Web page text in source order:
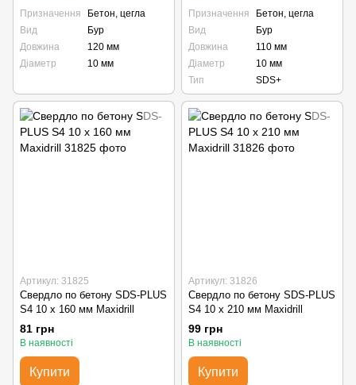
Призначення
Бетон, цегла
Вид
Бур
Довжина
120 мм
Діаметр
10 мм
Призначення
Бетон, цегла
Вид
Бур
Довжина
110 мм
Діаметр
10 мм
Тип
SDS+
Артикул: 31825
Свердло по бетону SDS-PLUS
S4 10 х 160 мм Maxidrill
81 грн
В наявності
Купити
Артикул: 31826
Свердло по бетону SDS-PLUS
S4 10 х 210 мм Maxidrill
99 грн
В наявності
Купити